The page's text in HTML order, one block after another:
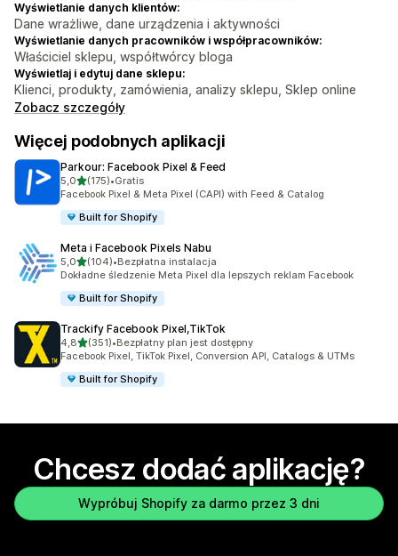
Wyświetlanie danych klientów:
Dane wrażliwe, dane urządzenia i aktywności
Wyświetlanie danych pracowników i współpracowników:
Właściciel sklepu, współtwórcy bloga
Wyświetlaj i edytuj dane sklepu:
Klienci, produkty, zamówienia, analizy sklepu, Sklep online
Zobacz szczegóły
Więcej podobnych aplikacji
Parkour: Facebook Pixel & Feed
5,0na 5 gwiazdek
(175)
Łączna liczba recenzji: 175
•Gratis
Facebook Pixel & Meta Pixel (CAPI) with Feed & Catalog
Built for Shopify
Meta i Facebook Pixels Nabu
5,0na 5 gwiazdek
(104)
Łączna liczba recenzji: 104
•Bezpłatna instalacja
Dokładne śledzenie Meta Pixel dla lepszych reklam Facebook
Built for Shopify
Trackify Facebook Pixel,TikTok
4,8na 5 gwiazdek
(351)
Łączna liczba recenzji: 351
•Bezpłatny plan jest dostępny
Facebook Pixel, TikTok Pixel, Conversion API, Catalogs & UTMs
Built for Shopify
Chcesz dodać aplikację?
Wypróbuj Shopify za darmo przez 3 dni